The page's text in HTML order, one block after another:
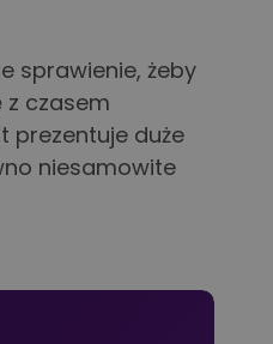
sprawienie, żeby
z czasem
prezentuje duże
niesamowite